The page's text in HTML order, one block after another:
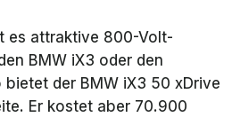
es attraktive 800-Volt-
BMW iX3 oder den
bietet der BMW iX3 50 xDrive
Er kostet aber 70.900